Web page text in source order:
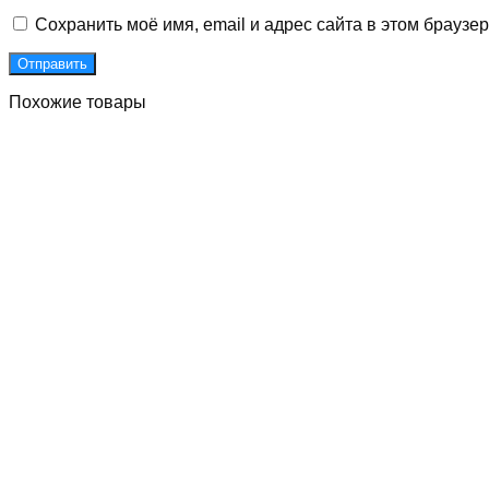
Сохранить моё имя, email и адрес сайта в этом
Похожие товары